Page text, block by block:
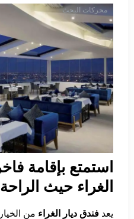
محركات البحث
استمتع بإقامة
الغراء حيث
يعد فندق ديار الغراء من